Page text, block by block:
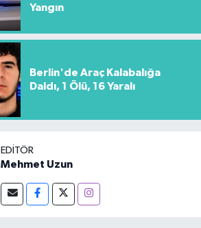
Yangın
Berlin'de Araç Kalabalığa
Daldı, 1 Ölü, 16 Yaralı
EDITÖR
Mehmet Uzun